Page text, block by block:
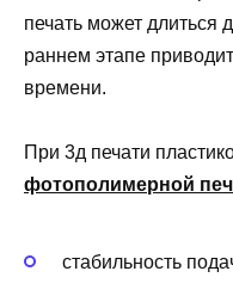
печать может длиться
раннем этапе
времени.
При 3д печати
фотополимерной
стабильность